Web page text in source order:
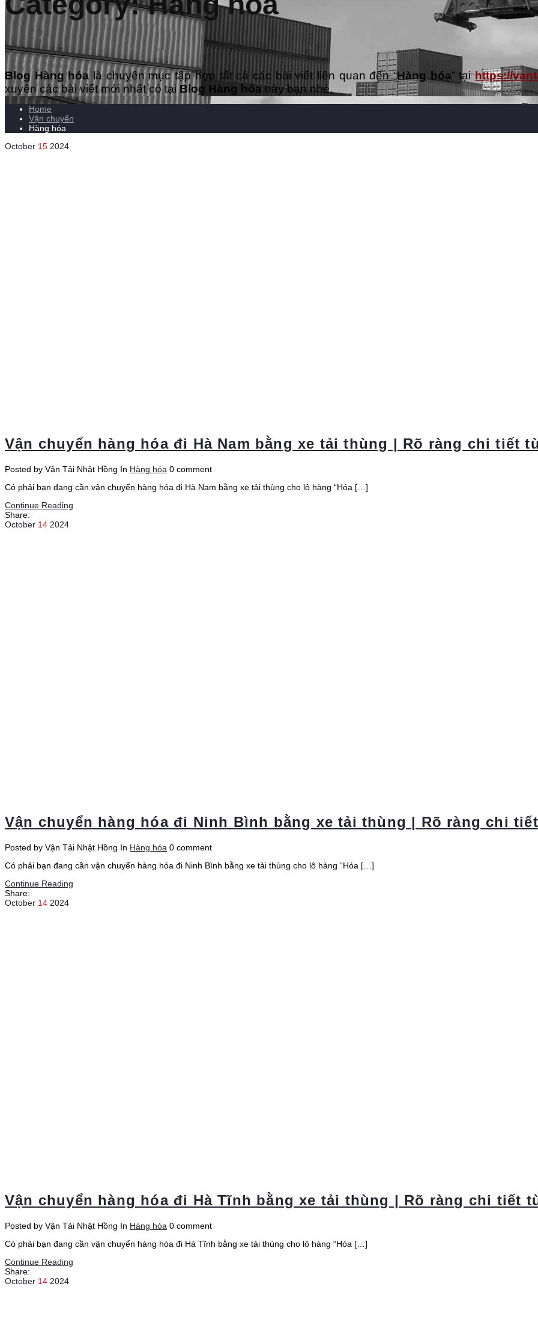
Blog Hàng hóa là chuyên mục tập hợp tất cả các bài viết liên quan đến “Hàng hóa” tạihttps://
xuyên các bài viết mới nhất có tạiBlog Hàng hóanày bạn nhé.
Home
Vận chuyển
Hàng hóa
October 15 2024
Vận chuyển hàng hóa đi Hà Nam bằng xe tải thùng | Rõ ràng chi tiết
Posted by Vận Tải Nhật Hồng In Hàng hóa 0 comment
Có phải bạn đang cần vận chuyển hàng hóa đi Hà Nam bằng xe tải thùng cho lô hàng “Hóa […]
Continue Reading
Share:
October 14 2024
Vận chuyển hàng hóa đi Ninh Bình bằng xe tải thùng | Rõ ràng chi
Posted by Vận Tải Nhật Hồng In Hàng hóa 0 comment
Có phải bạn đang cần vận chuyển hàng hóa đi Ninh Bình bằng xe tải thùng cho lô hàng “Hóa […]
Continue Reading
Share:
October 14 2024
Vận chuyển hàng hóa đi Hà Tĩnh bằng xe tải thùng | Rõ ràng chi tiết
Posted by Vận Tải Nhật Hồng In Hàng hóa 0 comment
Có phải bạn đang cần vận chuyển hàng hóa đi Hà Tĩnh bằng xe tải thùng cho lô hàng “Hóa […]
Continue Reading
Share:
October 14 2024